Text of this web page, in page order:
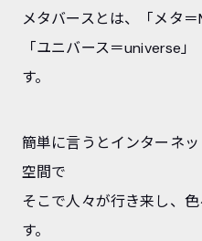
メタバースとは、「メタ
「ユニバース＝universe
す。
簡単に言うとインターネ
空間で
そこで人々が行き来し、
す。